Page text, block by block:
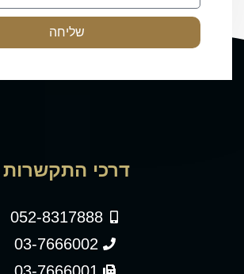
שליחה
דרכי התקשרות
052-8317888
03-7666002